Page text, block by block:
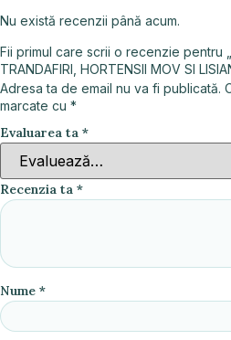
Nu există recenzii până acum.
Fii primul care scrii o recenzie pentru
TRANDAFIRI, HORTENSII MOV SI
Adresa ta de email nu va fi publicată.
marcate cu *
Evaluarea ta *
Recenzia ta *
Nume *